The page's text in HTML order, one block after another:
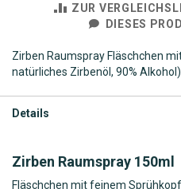
ZUR
DIESES
Zirben Raumspray Fläschchen
natürliches Zirbenöl, 90% Alkohol).
Details
Zirben Raumspray 150ml
Fläschchen mit feinem